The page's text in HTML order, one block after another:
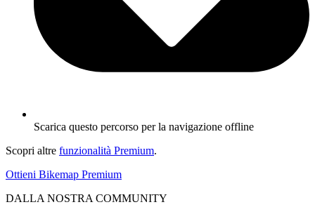
Scarica questo percorso per la navigazione offline
Scopri altre funzionalità Premium.
Ottieni Bikemap Premium
DALLA NOSTRA COMMUNITY